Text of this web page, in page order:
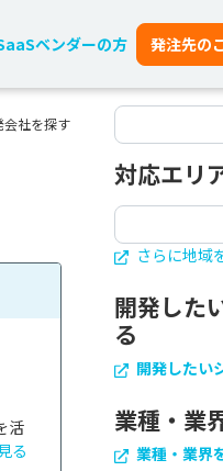
ベンダーの方 発注先の
会社を探す
活
る
対応エリ
さらに地域
開発した
る
開発したい
業種・業
業種・業界